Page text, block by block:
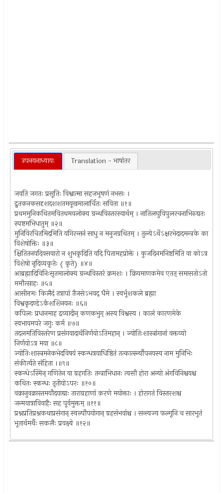
उपनयनाध्यायः Translation - भाषांतर
जयति जगतः प्रसूतिः विश्वात्मा सहजभूषणं नभसः ।
द्रुतकनकसदृशदशशतमयूखमालार्चितः सविता ॥१॥
प्रथममुनिकथितमवितथमवलोक्य ग्रन्थविस्तरस्यार्थम् । नातिलघुविपुलरचनाभिरुद्यतः
स्पष्टमभिधातुम् ॥२॥
मुनिविरचितमिदमिति यगिरन्तनं साधु न मनुजग्रथितम् । तुल्येऽर्थेऽक्षरभेदादमन्त्रके का
विशेषोक्तिः ॥३॥
क्षितितनयदिवसवारो न शुभकृदिति यदि पितामहप्रोक्ते । कुजदिनमनिष्टमिति वा कोऽत्र
विशेषो नृदिव्यकृतेः ( कृते) ॥४॥
आब्रह्मादिविनिःसृतमालोक्य ग्रन्थविस्तरं क्रमशः । क्रियमाणकमेव एतत् समासतोऽतो
ममौत्साहः ॥५॥
आसीत्तमः किलैदं तत्रापां तैजसेऽभवद् धैमे । स्वर्भूशकले ब्रह्मा
विश्वकृदण्डेऽर्कशशिनयनः ॥६॥
कपिलः प्रधानमाह द्रव्यादीन् कणकभुग् अस्य विश्वस्य । कालं कारणमेके
स्वभावमपरे जगुः कर्म ॥७॥
तदलमतिविस्तरेण प्रसंगवादार्थनिर्णयोऽतिमहान् । ज्योतिःशास्त्रांगानां वक्तव्यो
निर्णयोऽत्र मया ॥८॥
ज्योतिःशास्त्रमनेकभेदविषयं स्कन्धत्रयाधिष्ठितं तत्कार्त्स्न्यौपनयस्य नाम मुनिभिः
संकीर्त्यते संहिता ।॥९॥
स्कन्धेऽस्मिन् गणितेन या ग्रहगतिः तन्त्राभिधानः त्वसौ होरा अन्यो अंगविनिश्चयश्च
कथितः स्कन्धः तृतीयोऽपरः ॥१०॥
वक्रानुवक्रास्तमयौदयाद्याः ताराग्रहाणां करणे मयोक्ताः । होरागतं विस्तरशश्च
जन्मयात्राविवाहैः सह पूर्वमुक्तम् ॥११॥
प्रश्नप्रतिप्रश्नकथाप्रसंगान् स्वल्पौपयोगान् ग्रहसंभवांश्च । सन्त्यज्य फल्गूनि च सारभूतं
भूतार्थमर्थैः सकलैः प्रवक्ष्ये ॥१२॥